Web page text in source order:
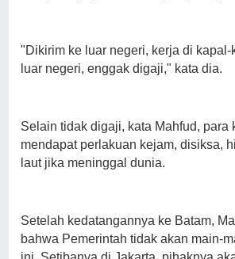
"Dikirim ke luar negeri, kerja di kapal-
luar negeri, enggak digaji," kata dia.
Selain tidak digaji, kata Mahfud, para
mendapat perlakuan kejam, disiksa,
laut jika meninggal dunia.
Setelah kedatangannya ke Batam,
bahwa Pemerintah tidak akan main-